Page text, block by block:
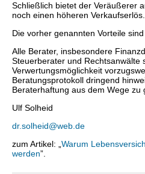
Schließlich bietet der Veräußerer
noch einen höheren Verkaufserlös.
Die vorher genannten Vorteile sind
Alle Berater, insbesondere
Steuerberater und Rechtsanwälte
Verwertungsmöglichkeit
Beratungsprotokoll dringend
Beraterhaftung aus dem Wege zu
Ulf Solheid
dr.solheid@web.de
zum Artikel: „ Warum
werden”.